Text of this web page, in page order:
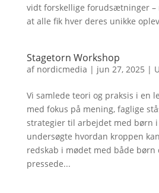
vidt forskellige forudsætninger –
at alle fik hver deres unikke
Stagetorn Workshop
af nordicmedia | jun 27, 2025 |
Vi samlede teori og praksis i en
med fokus på mening, faglige
strategier til arbejdet med børn i
undersøgte hvordan kroppen
redskab i mødet med både børn
pressede...